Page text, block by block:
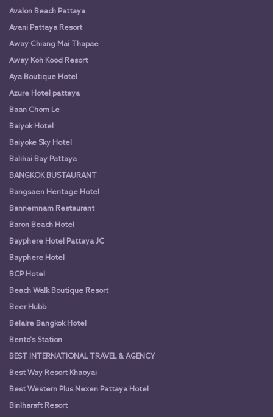
Avalon Beach Pattaya
Avani Pattaya Resort
Away Chiang Mai Thapae
Away Koh Kood Resort
Aya Boutique Hotel
Azure Hotel pattaya
Baan Chom Le
Baiyok Hotel
Baiyoke Sky Hotel
Balihai Bay Pattaya
BANGKOK BUSTAURANT
Bangsaen Heritage Hotel
Bannernnam Restaurant
Baron Beach Hotel
Bayphere Hotel Pattaya JC
Bayphere Hotel
BCP Hotel
Beach Walk Boutique Resort
Beer Hubb
Belaire Bangkok Hotel
Bento's Station
BEST INTERNATIONAL TRAVEL & AGENCY
Best Way Resort Khaoyai
Best Western Plus Nexen Pattaya Hotel
Binlharaft Resort